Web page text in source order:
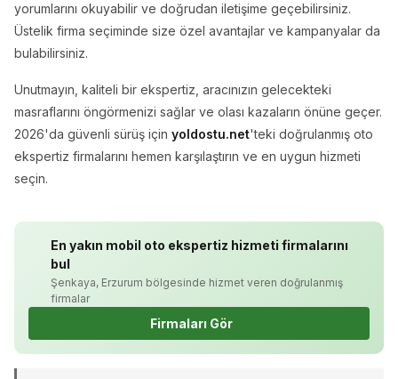
yorumlarını okuyabilir ve doğrudan iletişime geçebilirsiniz.
Üstelik firma seçiminde size özel avantajlar ve kampanyalar da
bulabilirsiniz.
Unutmayın, kaliteli bir ekspertiz, aracınızın gelecekteki
masraflarını öngörmenizi sağlar ve olası kazaların önüne geçer.
2026'da güvenli sürüş için yoldostu.net'teki doğrulanmış oto
ekspertiz firmalarını hemen karşılaştırın ve en uygun hizmeti
seçin.
En yakın mobil oto ekspertiz hizmeti firmalarını
bul
Şenkaya, Erzurum bölgesinde hizmet veren doğrulanmış
firmalar
Firmaları Gör